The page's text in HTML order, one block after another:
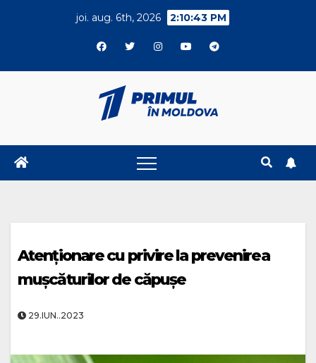
joi. aug. 6th, 2026 2:10:44 PM
Atenționare cu privire la prevenirea
mușcăturilor de căpușe
29.IUN..2023